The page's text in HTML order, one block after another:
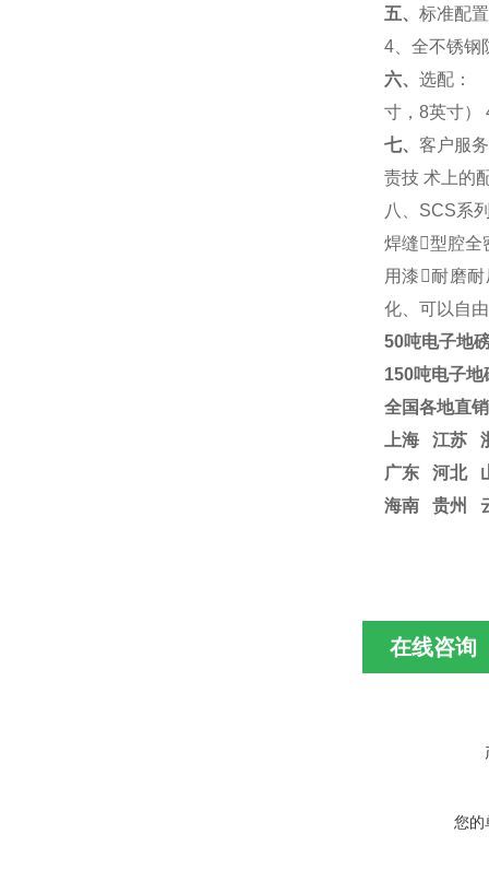
五、 标准配
4、全不锈钢
六、 选配：
寸， 8英寸）
七、 客户服
责技 术上的
八、 SCS系
焊缝型腔全
用漆耐磨
化、可以自
50吨电子地
150吨电子
全国各地直销
上海
江苏
广东 河北
海南 贵州
在线咨询
您的